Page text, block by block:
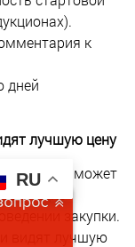
RU
к
дней
лучшую цену
может
закупки.
видят лучшую